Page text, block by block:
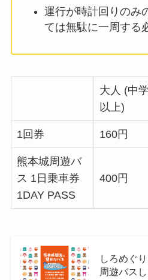
運行が時計回りのみ
ては無駄に一周する
大人 (中
以上)
1回券 160円
熊本城周遊バ
ス 1日乗車券
1DAY PASS
400円
しろめぐ
周遊バス